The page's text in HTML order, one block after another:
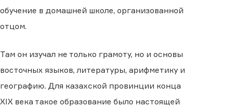
обучение в домашней школе, организованной
отцом.
Там он изучал не только грамоту, но и основы
восточных языков, литературы, арифметику и
географию. Для казахской провинции конца
XIX века такое образование было настоящей